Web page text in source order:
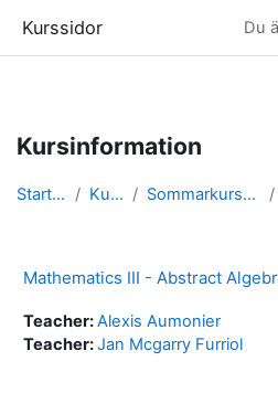
Kurssidor Du
Kursinformation
Startsida Kurser Sommarkurser ST26
Mathematics III - Abstract
Teacher:Alexis Aumonier
Teacher:Jan Mcgarry Furriol